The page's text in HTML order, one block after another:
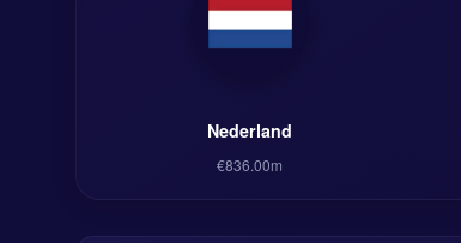
Nederland
€836.00m